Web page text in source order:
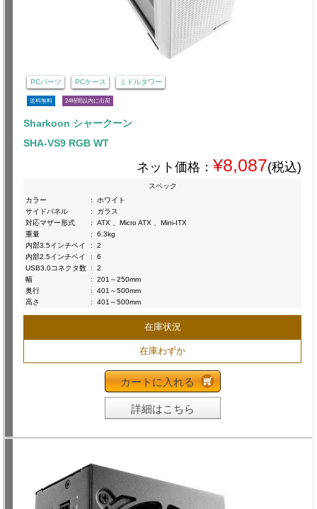
PCパーツ PCケース ミドルタワー
送料無料 24時間以内に出荷
Sharkoon シャークーン
SHA-VS9 RGB WT
ネット価格： ¥8,087(税込)
スペック
カラー
:
ホワイト
サイドパネル
:
ガラス
対応マザー形式
:
ATX 、Micro ATX 、Mini-ITX
重量
:
6.3kg
内部3.5インチベイ
:
2
内部2.5インチベイ
:
6
USB3.0コネクタ数 :
2
幅
:
201～250mm
奥行
:
401～500mm
高さ
: 401～500mm
在庫状況
在庫わずか
カートに入れる
詳細はこちら